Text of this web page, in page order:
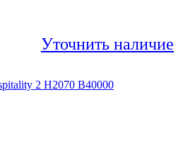
Уточнить наличие